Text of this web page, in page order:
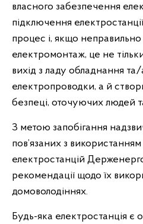
власного забезпечення
підключення
процес і, якщо
електромонтаж, це не
вихід з ладу обладнання
електропроводки, а й
безпеці, оточуючих людей
З метою запобігання
пов’язаних з
електростанцій
рекомендації щодо їх
домоволодіннях.
Будь-яка електростанція є